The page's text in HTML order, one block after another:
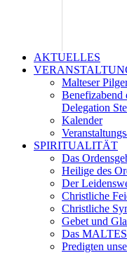
AKTUELLES
Malteser
Benefizabend
Delegation
Kalender
SPIRITUALITÄT
Das
Heilige des
Der
Christliche
Christliche
Gebet und
Das
Predigten